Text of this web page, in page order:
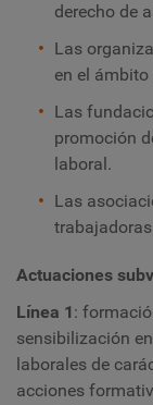
derecho de
Las
en el
Las
promoción
laboral.
Las
Actuaciones
Línea 1 :
sensibilización
laborales de
acciones